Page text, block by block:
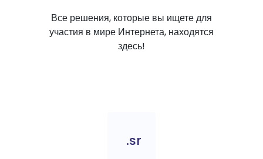
Все решения, которые вы ищете для
участия в мире Интернета, находятся
здесь!
.sr